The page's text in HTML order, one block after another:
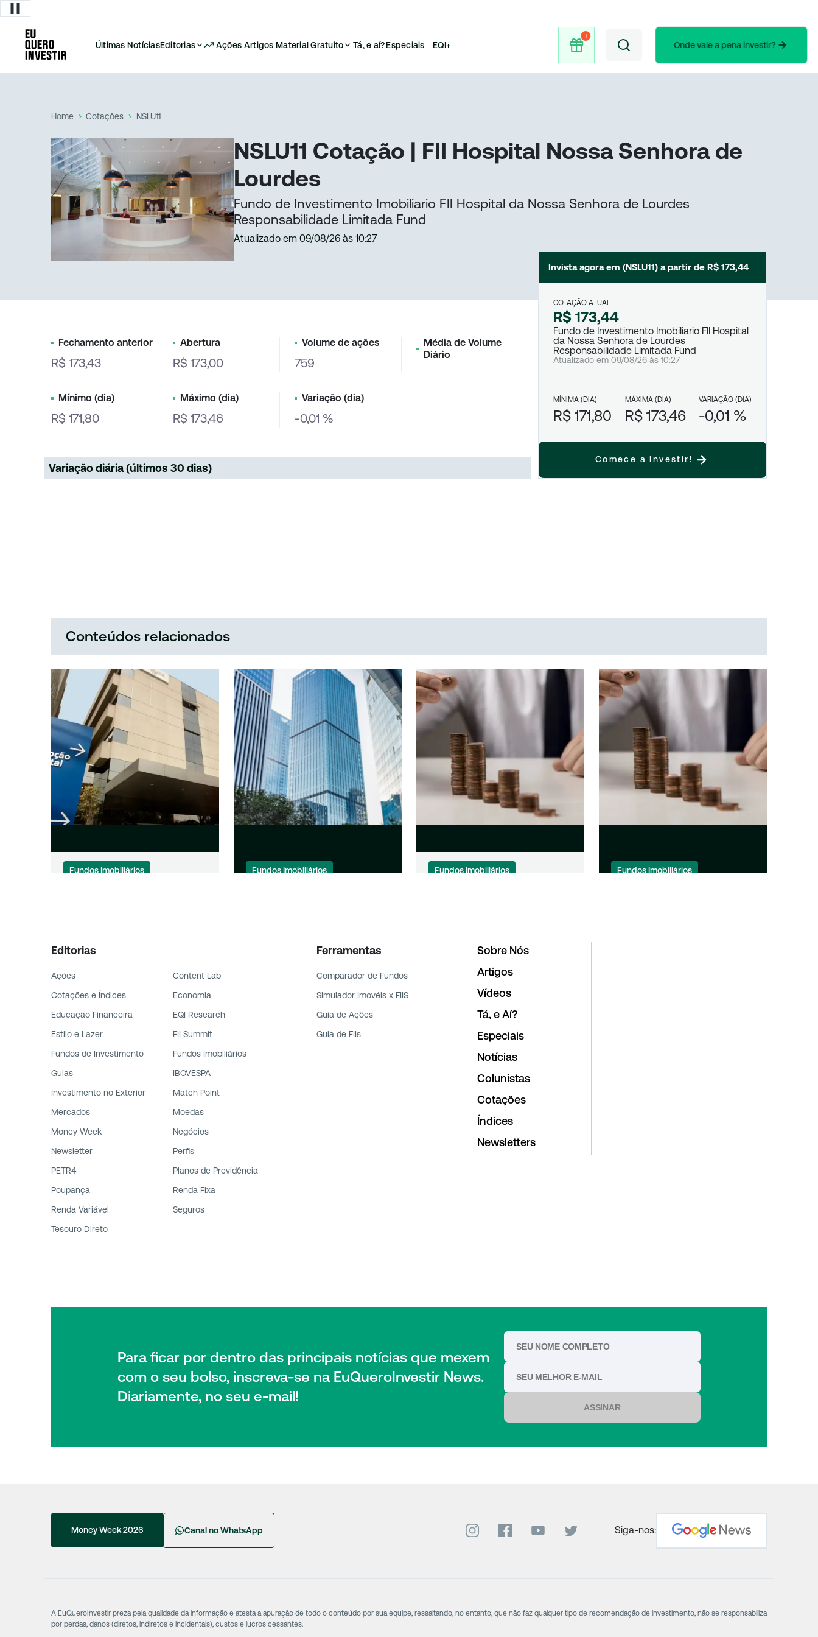
Últimas NotíciasEditorias Ações Artigos Material Gratuito Tá, e aí?Especiais EQI+ Onde vale a pena investir?
Home Cotações NSLU11
NSLU11 Cotação | FII Hospital Nossa Senhora de
Lourdes
Fundo de Investimento Imobiliario FII Hospital da Nossa Senhora de Lourdes
Responsabilidade Limitada Fund
Atualizado em 09/08/26 às 10:27
Fechamento anterior
R$ 173,43
Abertura
R$ 173,00
Volume de ações
759
Média de Volume
Diário
Mínimo (dia)
R$ 171,80
Máximo (dia)
R$ 173,46
Variação (dia)
-0,01 %
Variação diária (últimos 30 dias)
Invista agora em (NSLU11) a partir de R$ 173,44
COTAÇÃO ATUAL
R$ 173,44
Fundo de Investimento Imobiliario FII Hospital
da Nossa Senhora de Lourdes
Responsabilidade Limitada Fund
Atualizado em 09/08/26 às 10:27
MÍNIMA (DIA)
R$ 171,80
MÁXIMA (DIA)
R$ 173,46
VARIAÇÃO (DIA)
-0,01 %
Comece a investir!
Conteúdos relacionados
Fundos Imobiliários Fundos Imobiliários Fundos Imobiliários Fundos Imobiliários
Editorias
Ações
Content Lab
Cotações e Índices
Economia
Educação Financeira
EQI Research
Estilo e Lazer
FII Summit
Fundos de Investimento
Fundos Imobiliários
Guias
IBOVESPA
Investimento no Exterior
Match Point
Mercados
Moedas
Money Week
Negócios
Newsletter
Perfis
PETR4
Planos de Previdência
Poupança
Renda Fixa
Renda Variável
Seguros
Tesouro Direto
Ferramentas
Comparador de Fundos
Simulador Imovéis x FIIS
Guia de Ações
Guia de FIIs
Sobre Nós
Artigos
Vídeos
Tá, e Aí?
Especiais
Notícias
Colunistas
Cotações
Índices
Newsletters
Para ficar por dentro das principais notícias que mexem
com o seu bolso, inscreva-se na EuQueroInvestir News.
Diariamente, no seu e-mail!
ASSINAR
Money Week 2026 Canal no WhatsApp Siga-nos:
A EuQueroInvestir preza pela qualidade da informação e atesta a apuração de todo o conteúdo por sua equipe, ressaltando, no entanto, que não faz qualquer tipo de recomendação de investimento, não se responsabiliza
por perdas, danos (diretos, indiretos e incidentais), custos e lucros cessantes.